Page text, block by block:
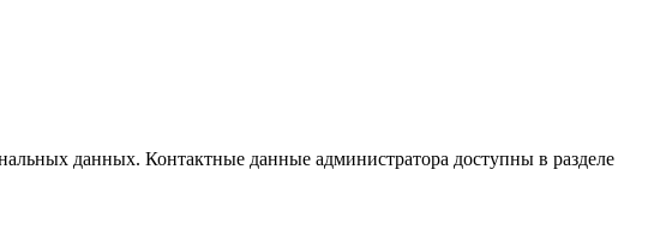
данных. Контактные данные администратора доступны в разделе